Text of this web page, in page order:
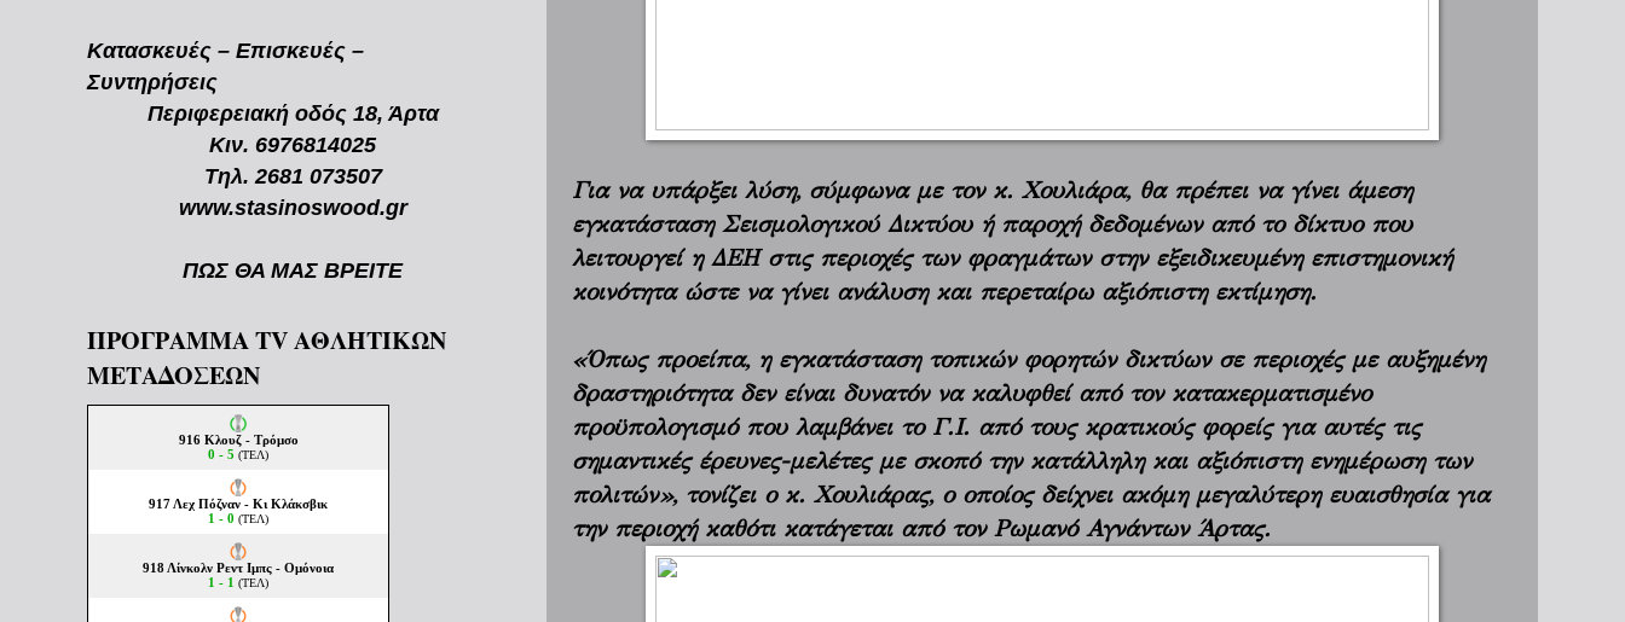
Για να υπάρξει λύση, σύμφωνα με τον κ. Χουλιάρα, θα πρέπει να γίνει άμεση
εγκατάσταση Σεισμολογικού Δικτύου ή παροχή δεδομένων από το δίκτυο που
λειτουργεί η ΔΕΗ στις περιοχές των φραγμάτων στην εξειδικευμένη επιστημονική
κοινότητα ώστε να γίνει ανάλυση και περεταίρω αξιόπιστη εκτίμηση.
«Όπως προείπα, η εγκατάσταση τοπικών φορητών δικτύων σε περιοχές με αυξημένη
δραστηριότητα δεν είναι δυνατόν να καλυφθεί από τον κατακερματισμένο
προϋπολογισμό που λαμβάνει το Γ.Ι. από τους κρατικούς φορείς για αυτές τις
σημαντικές έρευνες-μελέτες με σκοπό την κατάλληλη και αξιόπιστη ενημέρωση των
πολιτών», τονίζει ο κ. Χουλιάρας, ο οποίος δείχνει ακόμη μεγαλύτερη ευαισθησία για
την περιοχή καθότι κατάγεται από τον Ρωμανό Αγνάντων Άρτας.
Κατασκευές – Επισκευές –
Συντηρήσεις
Περιφερειακή οδός 18, Άρτα
Κιν. 6976814025
Τηλ. 2681 073507
www.stasinoswood.gr
ΠΩΣ ΘΑ ΜΑΣ ΒΡΕΙΤΕ
ΠΡΟΓΡΑΜΜΑ TV ΑΘΛΗΤΙΚΩΝ
ΜΕΤΑΔΟΣΕΩΝ